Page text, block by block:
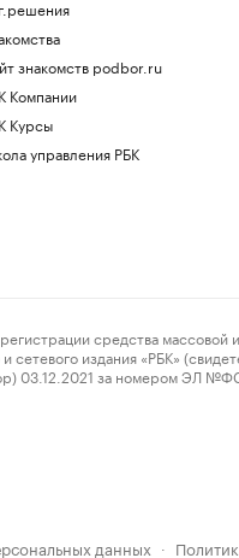
знакомств podbor.ru
Компании
Курсы
управления РБК
средства массовой
издания «РБК»
03.12.2021 за номером ЭЛ
данных ·